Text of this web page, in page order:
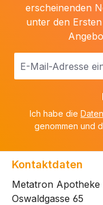
erscheinenden
unter den
E-
Ich habe die
genommen und
Kontaktdaten
Metatron Apotheke
Oswaldgasse 65